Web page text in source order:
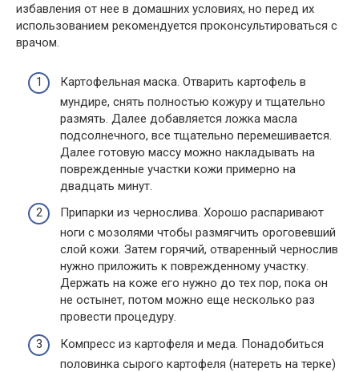
избавления от нее в домашних условиях, но перед их
использованием рекомендуется проконсультироваться с
врачом.
Картофельная маска. Отварить картофель в
мундире, снять полностью кожуру и тщательно
размять. Далее добавляется ложка масла
подсолнечного, все тщательно перемешивается.
Далее готовую массу можно накладывать на
поврежденные участки кожи примерно на
двадцать минут.
Припарки из чернослива. Хорошо распаривают
ноги с мозолями чтобы размягчить ороговевший
слой кожи. Затем горячий, отваренный чернослив
нужно приложить к поврежденному участку.
Держать на коже его нужно до тех пор, пока он
не остынет, потом можно еще несколько раз
провести процедуру.
Компресс из картофеля и меда. Понадобиться
половинка сырого картофеля (натереть на терке)